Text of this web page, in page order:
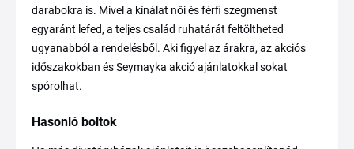
darabokra is. Mivel a kínálat női és férfi szegmenst
egyaránt lefed, a teljes család ruhatárát feltöltheted
ugyanabból a rendelésből. Aki figyel az árakra, az akciós
időszakokban és Seymayka akció ajánlatokkal sokat
spórolhat.
Hasonló boltok